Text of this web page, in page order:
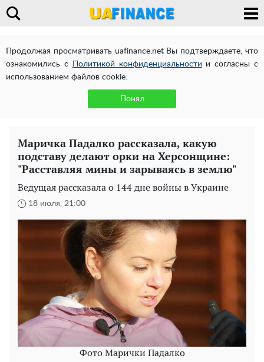
Продолжая просматривать uafinance.net Вы подтверждаете, что
ознакомились с
Политикой конфиденциальности и согласны с
использованием файлов cookie.
Понял
Маричка Падалко рассказала, какую
подставу делают орки на Херсонщине:
"Расставляя мины и зарываясь в землю"
Ведущая рассказала о 144 дне войны в Украине
18 июля, 21:00
Фото Марички Падалко